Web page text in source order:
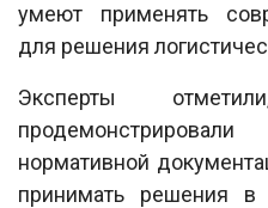
умеют применять
для решения
Эксперты
нормативной
принимать решения в